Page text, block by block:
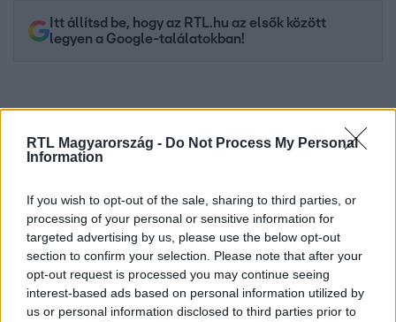
RTL Magyarország - Do Not Process My Personal
Information
If you wish to opt-out of the sale, sharing to third parties, or
processing of your personal or sensitive information for
targeted advertising by us, please use the below opt-out
section to confirm your selection. Please note that after your
opt-out request is processed you may continue seeing
interest-based ads based on personal information utilized by
us or personal information disclosed to third parties prior to
Itt állítsd be, hogy az RTL.hu az elsők között
legyen a Google-találatokban!
Kövess minket, és értesülj a friss hírekről a
Facebookon is!